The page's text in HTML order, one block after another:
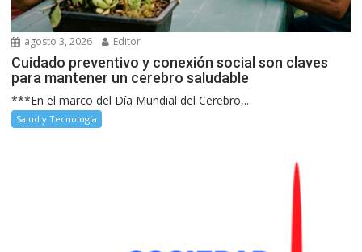
agosto 3, 2026 Editor
Cuidado preventivo y conexión social son claves
para mantener un cerebro saludable
***En el marco del Día Mundial del Cerebro,...
Salud y Tecnología